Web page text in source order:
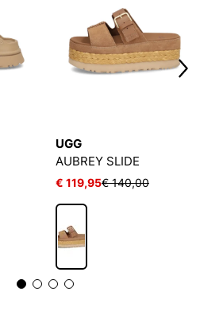
UGG
AUBREY SLIDE
€ 119,95€ 140,00